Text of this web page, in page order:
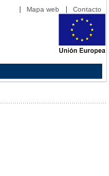
Mapa web Contacto